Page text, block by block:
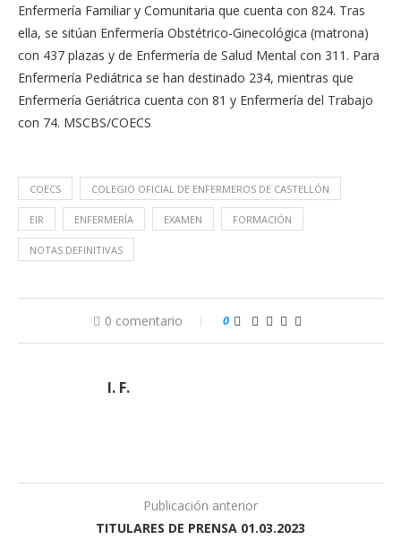
Enfermería Familiar y Comunitaria que cuenta con 824. Tras
ella, se sitúan Enfermería Obstétrico-Ginecológica (matrona)
con 437 plazas y de Enfermería de Salud Mental con 311. Para
Enfermería Pediátrica se han destinado 234, mientras que
Enfermería Geriátrica cuenta con 81 y Enfermería del Trabajo
con 74. MSCBS/COECS
COECS COLEGIO OFICIAL DE ENFERMEROS DE CASTELLÓN
EIR ENFERMERÍA EXAMEN FORMACIÓN
NOTAS DEFINITIVAS
0 comentario 0
I. F.
Publicación anterior
TITULARES DE PRENSA 01.03.2023